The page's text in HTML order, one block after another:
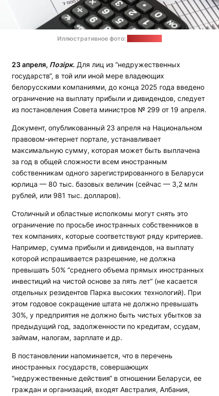
Иллюстративное фото:
23 апреля, Позірк. Для лиц из “недружественных
государств“, в той или иной мере владеющих
белорусскими компаниями, до конца 2025 года введено
ограничение на выплату прибыли и дивидендов, следует
из постановления Совета министров № 299 от 19 апреля.
Документ, опубликованный 23 апреля на Национальном
правовом-интернет портале, устанавливает
максимальную сумму, которая может быть выплачена
за год в общей сложности всем иностранным
собственникам одного зарегистрированного в Беларуси
юрлица — 80 тыс. базовых величин (сейчас — 3,2 млн
рублей, или 981 тыс. долларов).
Столичный и областные исполкомы могут снять это
ограничение по просьбе иностранных собственников в
тех компаниях, которые соответствуют ряду критериев.
Например, сумма прибыли и дивидендов, на выплату
которой испрашивается разрешение, не должна
превышать 50% “среднего объема прямых иностранных
инвестиций на чистой основе за пять лет“ (не касается
отдельных резидентов Парка высоких технологий). При
этом годовое сокращение штата не должно превышать
30%, у предприятия не должно быть чистых убытков за
предыдущий год, задолженности по кредитам, ссудам,
займам, налогам, зарплате и др.
В постановлении напоминается, что в перечень
иностранных государств, совершающих
“недружественные действия“ в отношении Беларуси, ее
граждан и организаций, входят Австралия, Албания,